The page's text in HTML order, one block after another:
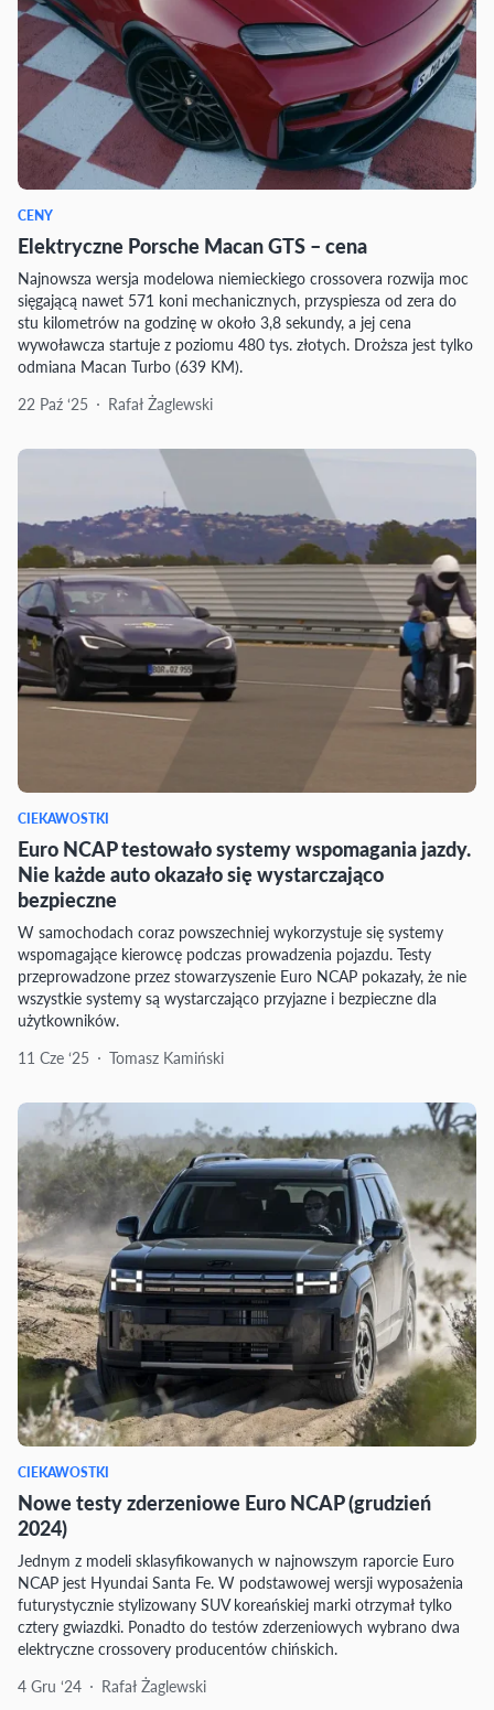
CENY
Elektryczne Porsche Macan GTS – cena
Najnowsza wersja modelowa niemieckiego crossovera rozwija moc
sięgającą nawet 571 koni mechanicznych, przyspiesza od zera do
stu kilometrów na godzinę w około 3,8 sekundy, a jej cena
wywoławcza startuje z poziomu 480 tys. złotych. Droższa jest tylko
odmiana Macan Turbo (639 KM).
22 Paź ‘25
Rafał Żaglewski
CIEKAWOSTKI
Euro NCAP testowało systemy wspomagania jazdy.
Nie każde auto okazało się wystarczająco
bezpieczne
W samochodach coraz powszechniej wykorzystuje się systemy
wspomagające kierowcę podczas prowadzenia pojazdu. Testy
przeprowadzone przez stowarzyszenie Euro NCAP pokazały, że nie
wszystkie systemy są wystarczająco przyjazne i bezpieczne dla
użytkowników.
11 Cze ‘25
Tomasz Kamiński
CIEKAWOSTKI
Nowe testy zderzeniowe Euro NCAP (grudzień
2024)
Jednym z modeli sklasyfikowanych w najnowszym raporcie Euro
NCAP jest Hyundai Santa Fe. W podstawowej wersji wyposażenia
futurystycznie stylizowany SUV koreańskiej marki otrzymał tylko
cztery gwiazdki. Ponadto do testów zderzeniowych wybrano dwa
elektryczne crossovery producentów chińskich.
4 Gru ‘24
Rafał Żaglewski